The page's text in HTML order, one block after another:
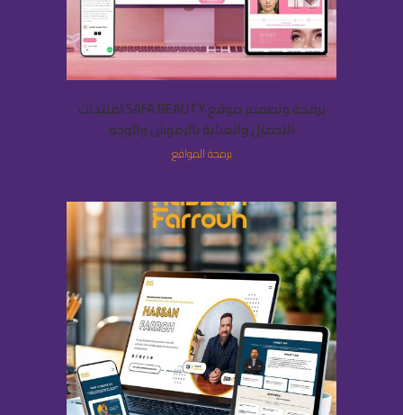
برمجة وتصميم موقع SAFA BEAUTY لمنتجات
التجميل والعناية بالرموش والوجه
برمجة المواقع